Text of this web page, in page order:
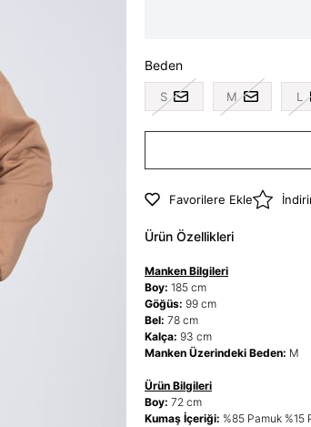
Beden
S M L
Favorilere Ekle
Ürün Özellikleri
Manken Bilgileri
Boy: 185 cm
Göğüs: 99 cm
Bel: 78 cm
Kalça: 93 cm
Manken Üzerindeki Beden: M
Ürün Bilgileri
Boy: 72 cm
Kumaş İçeriği: %85 Pamuk %15